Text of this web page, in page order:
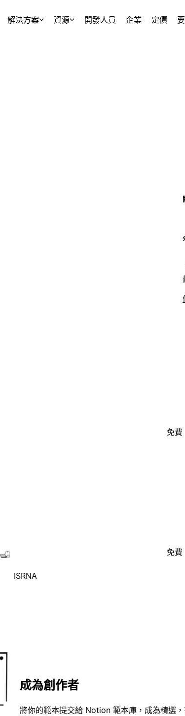
解決方案 資源 開發人員 企業 定價
免費
ISRNA
免費
成為創作者
將你的範本提交給 Notion 範本庫，成為精選